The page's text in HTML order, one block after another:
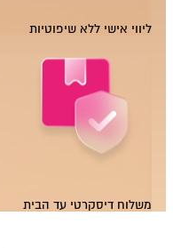
ליווי אישי ללא שיפוטיות
משלוח דיסקרטי עד הבית